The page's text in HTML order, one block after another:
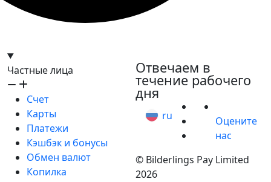
Частные лица
Счет
Карты
Платежи
Кэшбэк и бонусы
Обмен валют
Копилка
Отвечаем в
течение рабочего
дня
ru
Оцените
нас
© Bilderlings Pay Limited
2026